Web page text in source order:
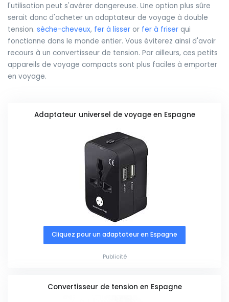
l'utilisation peut s'avérer dangereuse. Une option plus sûre
serait donc d'acheter un adaptateur de voyage à double
tension. sèche-cheveux, fer à lisser or fer à friser qui
fonctionne dans le monde entier. Vous éviterez ainsi d'avoir
recours à un convertisseur de tension. Par ailleurs, ces petits
appareils de voyage compacts sont plus faciles à emporter
en voyage.
Adaptateur universel de voyage en Espagne
Cliquez pour un adaptateur en Espagne
Publicité
Convertisseur de tension en Espagne